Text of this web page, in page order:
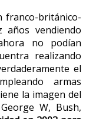
franco-británico-
años vendiendo
no podían
realizando
el
armas
la imagen del
W, Bush,